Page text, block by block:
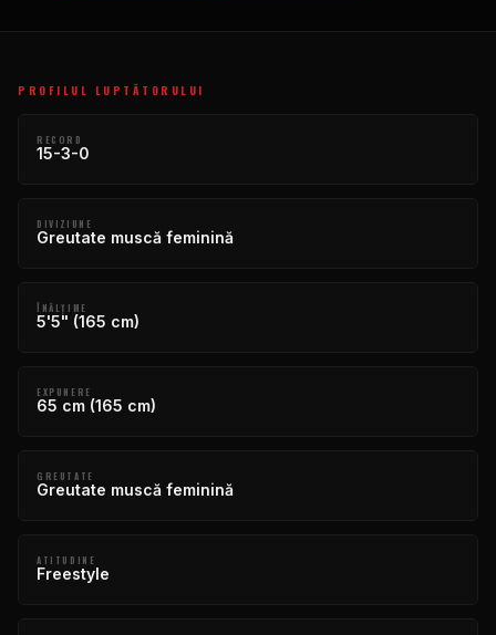
PROFILUL LUPTĂTORULUI
RECORD
15-3-0
DIVIZIUNE
Greutate muscă feminină
ÎNĂLŢIME
5'5" (165 cm)
EXPUNERE
65 cm (165 cm)
GREUTATE
Greutate muscă feminină
ATITUDINE
Freestyle